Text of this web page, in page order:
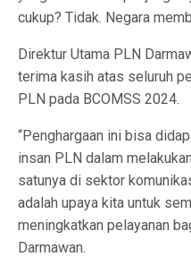
cukup? Tidak. Negara
Direktur Utama PLN
terima kasih atas seluruh
PLN pada BCOMSS 2024.
“Penghargaan ini bisa
insan PLN dalam
satunya di sektor
adalah upaya kita untuk
meningkatkan pelayanan
Darmawan.